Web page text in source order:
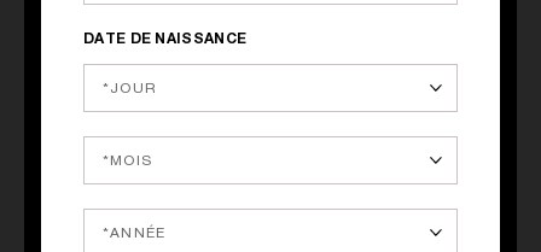
DATE DE NAISSANCE